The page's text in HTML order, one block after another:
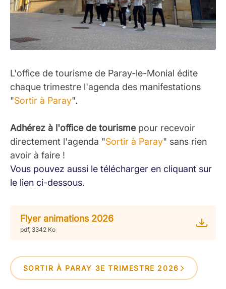
L'office de tourisme de Paray-le-Monial édite
chaque trimestre l'agenda des manifestations
"Sortir à Paray".
Adhérez à l'office de tourismepour recevoir
directement l'agenda "Sortir à Paray" sans rien
avoir à faire !
Vous pouvez aussi le télécharger en cliquant sur
le lien ci-dessous.
Flyer animations 2026
pdf, 3342 Ko
SORTIR À PARAY 3E TRIMESTRE 2026